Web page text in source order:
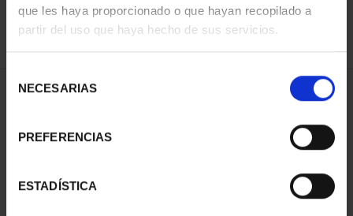
que les haya proporcionado o que hayan recopilado a
partir del uso que haya hecho de sus servicios.
NECESARIAS
PREFERENCIAS
ESTADÍSTICA
REFINAR
1 Productos encontrados